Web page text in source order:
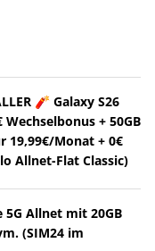
🧨 Galaxy S26
Wechselbonus + 50GB
19,99€/Monat + 0€
Allnet-Flat Classic)
Allnet mit 20GB
(SIM24 im